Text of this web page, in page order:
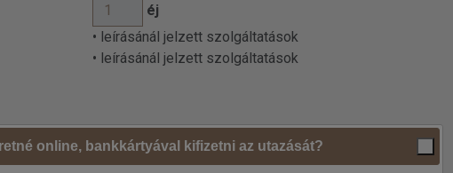
éj
• leírásánál jelzett szolgáltatások
• leírásánál jelzett szolgáltatások
Megrendelő adatai
online, bankkártyával kifizetni az utazását?